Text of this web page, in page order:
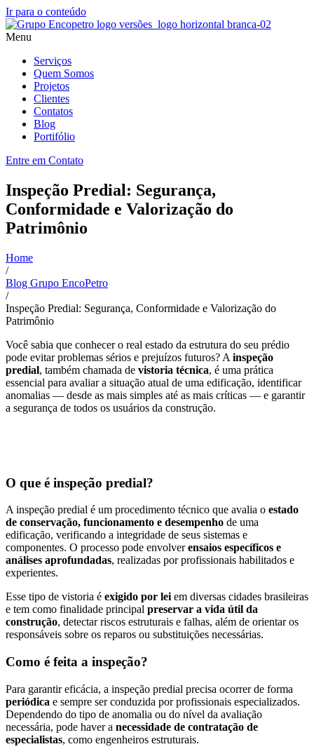
Ir para o conteúdo
Menu
Serviços
Quem Somos
Projetos
Clientes
Contatos
Blog
Portifólio
Entre em Contato
Inspeção Predial: Segurança,
Conformidade e Valorização do
Patrimônio
Home
/
Blog Grupo EncoPetro
/
Inspeção Predial: Segurança, Conformidade e Valorização do
Patrimônio
Você sabia que conhecer o real estado da estrutura do seu prédio
pode evitar problemas sérios e prejuízos futuros? A inspeção
predial, também chamada de vistoria técnica, é uma prática
essencial para avaliar a situação atual de uma edificação, identificar
anomalias — desde as mais simples até as mais críticas — e garantir
a segurança de todos os usuários da construção.
O que é inspeção predial?
A inspeção predial é um procedimento técnico que avalia o estado
de conservação, funcionamento e desempenho de uma
edificação, verificando a integridade de seus sistemas e
componentes. O processo pode envolverensaios específicos e
análises aprofundadas, realizadas por profissionais habilitados e
experientes.
Esse tipo de vistoria é exigido por lei em diversas cidades brasileiras
e tem como finalidade principal preservar a vida útil da
construção, detectar riscos estruturais e falhas, além de orientar os
responsáveis sobre os reparos ou substituições necessárias.
Como é feita a inspeção?
Para garantir eficácia, a inspeção predial precisa ocorrer de forma
periódica e sempre ser conduzida por profissionais especializados.
Dependendo do tipo de anomalia ou do nível da avaliação
necessária, pode haver a necessidade de contratação de
especialistas, como engenheiros estruturais.